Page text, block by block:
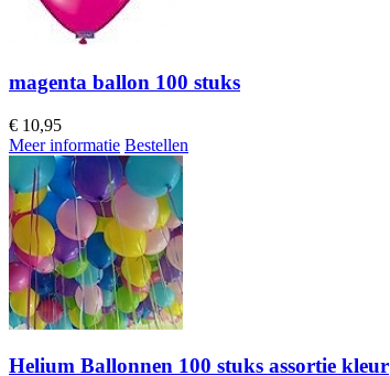
magenta ballon 100 stuks
€ 10,95
Meer informatie Bestellen
Helium Ballonnen 100 stuks assortie kleur